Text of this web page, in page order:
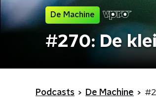
De Machine
#270: De
Podcasts De Machine